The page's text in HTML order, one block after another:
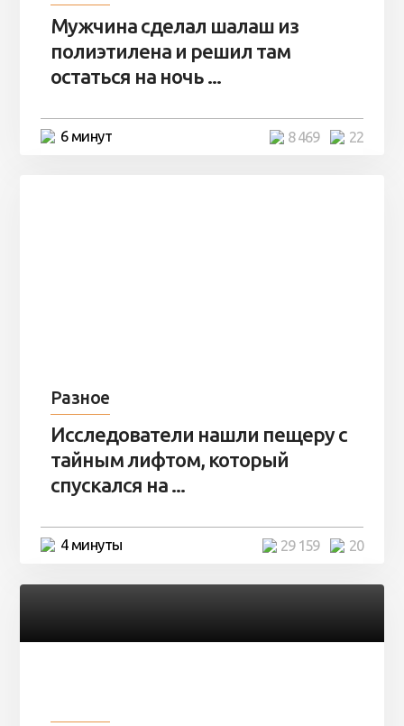
Мужчина сделал шалаш из
полиэтилена и решил там
остаться на ночь ...
6 минут 22
8 469
Разное
Исследователи нашли пещеру с
тайным лифтом, который
спускался на ...
4 минуты 20
29 159